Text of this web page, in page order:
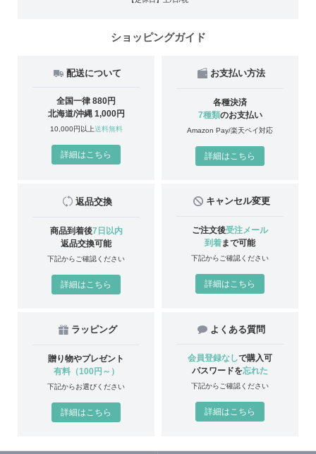
ショッピングガイド
配送について
全国一律 880円
北海道/沖縄 1,000円
10,000円以上送料無料
詳細はこちら
お支払い方法
各種決済
7種類のお支払い
Amazon Pay/楽天ペイ対応
詳細はこちら
返品交換
商品到着後7日以内
返品交換可能
下記からご確認ください
詳細はこちら
キャンセル変更
ご注文後受注メール
到着まで可能
下記からご確認ください
詳細はこちら
ラッピング
贈り物やプレゼント
有料（100円～）
下記からお選びください
詳細はこちら
よくある質問
会員登録なしで購入可
パスワードを忘れた
下記からご確認ください
詳細はこちら